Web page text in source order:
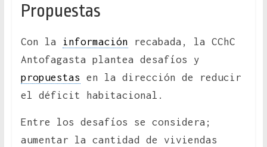
Propuestas
Con la información recabada, la CChC
Antofagasta plantea desafíos y
propuestas en la dirección de reducir
el déficit habitacional.
Entre los desafíos se considera;
aumentar la cantidad de viviendas